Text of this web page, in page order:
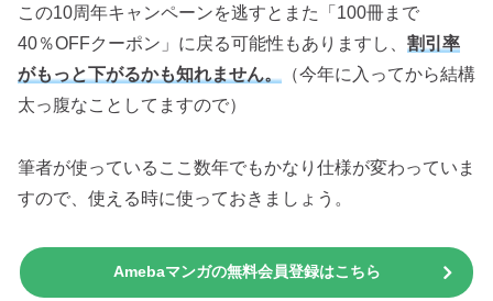
この10周年キャンペーンを逃すとまた「100冊まで
40％OFFクーポン」に戻る可能性もありますし、 割引率
がもっと下がるかも知れません。
（今年に入ってから結構
太っ腹なことしてますので）
筆者が使っているここ数年でもかなり仕様が変わっていま
すので、使える時に使っておきましょう。
Amebaマンガの無料会員登録はこちら